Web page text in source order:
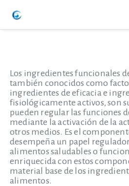
Los ingredientes funcionales
también conocidos como
ingredientes de eficacia e
fisiológicamente activos, son
pueden regular las funciones
mediante la activación de la
otros medios. Es el
desempeña un papel
alimentos saludables o
enriquecida con estos
material base de los
alimentos.